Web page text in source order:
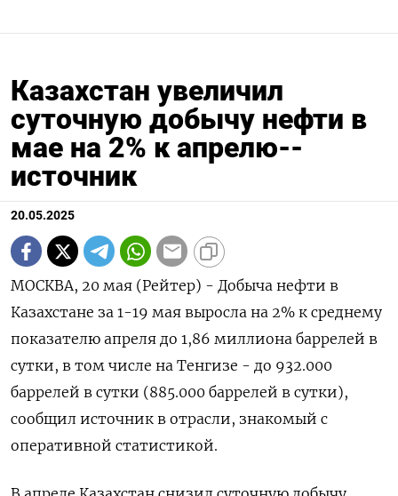
Казахстан увеличил
суточную добычу нефти в
мае на 2% к апрелю--
источник
20.05.2025
МОСКВА, 20 мая (Рейтер) - Добыча нефти в
Казахстане за 1-19 мая выросла на 2% к среднему
показателю апреля до 1,86 миллиона баррелей в
сутки, в том числе на Тенгизе - до 932.000
баррелей в сутки (885.000 баррелей в сутки),
сообщил источник в отрасли, знакомый с
оперативной статистикой.